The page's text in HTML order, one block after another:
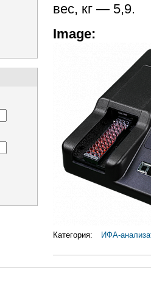
вес, кг — 5,9.
Image:
Категория: ИФА-